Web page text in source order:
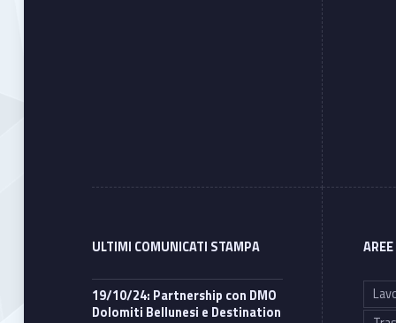
ULTIMI COMUNICATI STAMPA
19/10/24: Partnership con DMO
Dolomiti Bellunesi e Destination